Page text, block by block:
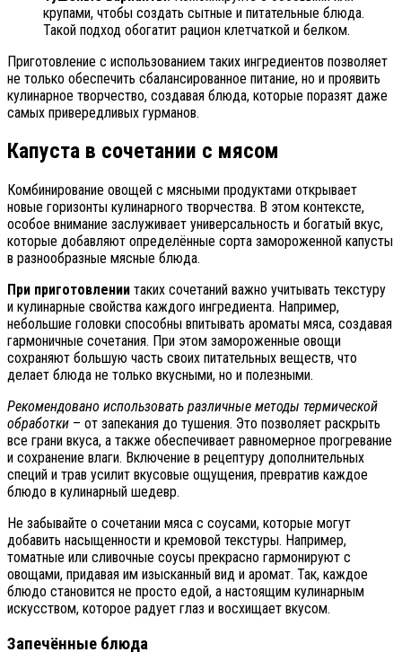
крупами, чтобы создать сытные и питательные блюда.
Такой подход обогатит рацион клетчаткой и белком.
Приготовление с использованием таких ингредиентов позволяет
не только обеспечить сбалансированное питание, но и проявить
кулинарное творчество, создавая блюда, которые поразят даже
самых привередливых гурманов.
Капуста в сочетании с мясом
Комбинирование овощей с мясными продуктами открывает
новые горизонты кулинарного творчества. В этом контексте,
особое внимание заслуживает универсальность и богатый вкус,
которые добавляют определённые сорта замороженной капусты
в разнообразные мясные блюда.
При приготовлении таких сочетаний важно учитывать текстуру
и кулинарные свойства каждого ингредиента. Например,
небольшие головки способны впитывать ароматы мяса, создавая
гармоничные сочетания. При этом замороженные овощи
сохраняют большую часть своих питательных веществ, что
делает блюда не только вкусными, но и полезными.
Рекомендовано использовать различные методы термической
обработки – от запекания до тушения. Это позволяет раскрыть
все грани вкуса, а также обеспечивает равномерное прогревание
и сохранение влаги. Включение в рецептуру дополнительных
специй и трав усилит вкусовые ощущения, превратив каждое
блюдо в кулинарный шедевр.
Не забывайте о сочетании мяса с соусами, которые могут
добавить насыщенности и кремовой текстуры. Например,
томатные или сливочные соусы прекрасно гармонируют с
овощами, придавая им изысканный вид и аромат. Так, каждое
блюдо становится не просто едой, а настоящим кулинарным
искусством, которое радует глаз и восхищает вкусом.
Запечённые блюда